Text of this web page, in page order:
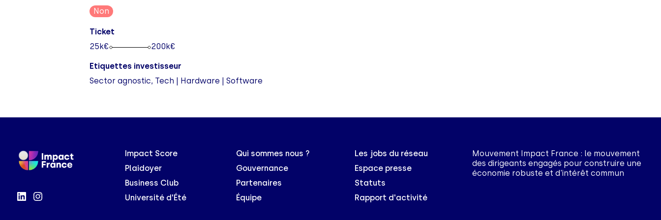
Non
Ticket
25k€ 200k€
Etiquettes investisseur
Sector agnostic, Tech | Hardware | Software
Impact Score
Plaidoyer
Business Club
Université d'Été
Qui sommes nous ?
Gouvernance
Partenaires
Équipe
Les jobs du réseau
Espace presse
Statuts
Rapport d'activité
Mouvement Impact France : le mouvement
des dirigeants engagés pour construire une
économie robuste et d'intérêt commun